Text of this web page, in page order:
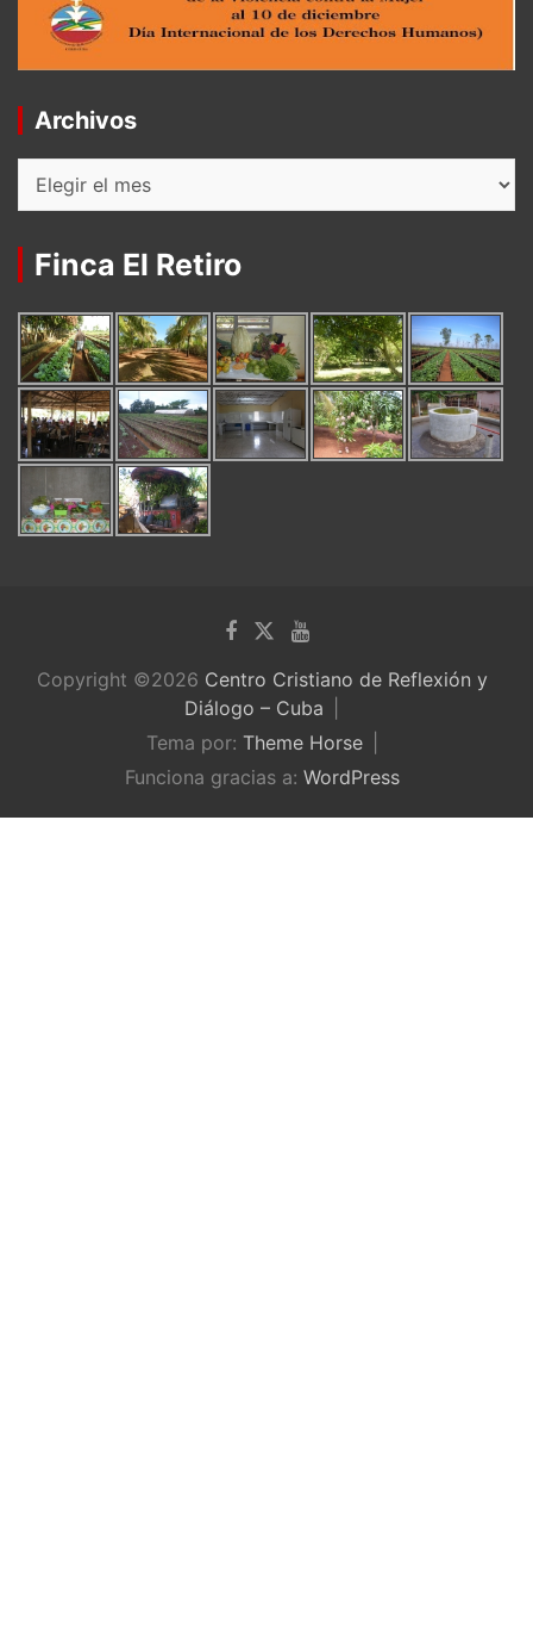
Archivos
Finca El Retiro
Copyright ©2026 Centro Cristiano de Reflexión y
Diálogo – Cuba
Tema por: Theme Horse
Funciona gracias a: WordPress